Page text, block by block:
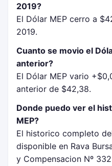
2019?
El Dólar MEP cerro a
2019.
Cuanto se movio el
anterior?
El Dólar MEP vario
anterior de $42,38.
Donde puedo ver el
MEP?
El historico completo
disponible en Rava
y Compensacion Nº